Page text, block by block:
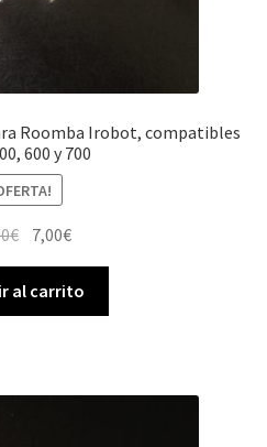
Roomba Irobot, compatibles
600 y 700
€ El
precio
original
era:
7,00€El
precio
actual
es:
al carrito